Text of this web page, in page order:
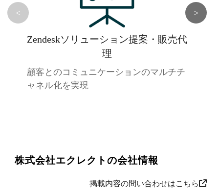
Zendeskソリューション提案・販売代
理
顧客とのコミュニケーションのマルチチ
ャネル化を実現
< >
株式会社エクレクトの会社情報
掲載内容の問い合わせはこちら